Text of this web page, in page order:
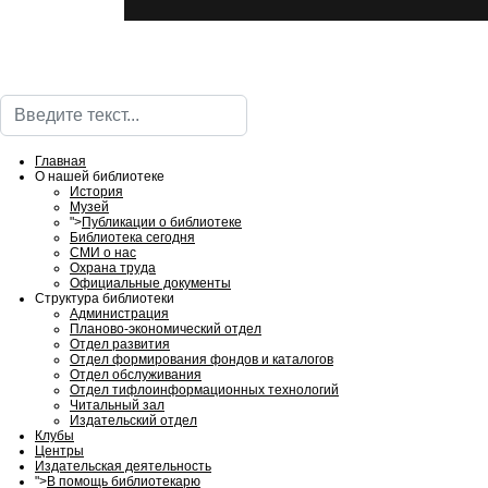
Поиск
Главная
О нашей библиотеке
История
Музей
">Публикации о библиотеке
Библиотека сегодня
СМИ о нас
Охрана труда
Официальные документы
Структура библиотеки
Администрация
Планово-экономический отдел
Отдел развития
Отдел формирования фондов и каталогов
Отдел обслуживания
Отдел тифлоинформационных технологий
Читальный зал
Издательский отдел
Клубы
Центры
Издательская деятельность
">В помощь библиотекарю